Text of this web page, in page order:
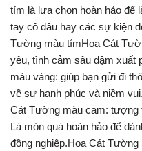
tím là lựa chọn hoàn hảo để
tay cô dâu hay các sự kiện
Tường màu tímHoa Cát
yêu, tình cảm sâu đậm xuất
màu vàng: giúp bạn gửi đi
về sự hạnh phúc và niềm
Cát Tường màu cam: tượng
Là món quà hoàn hảo để
đồng nghiệp.Hoa Cát